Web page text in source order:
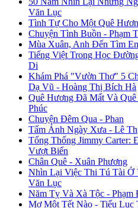
Văn Lục
Tình Tự Cho Một Quê
Chuyện Tình Buồn - Phạm
Mùa Xuân, Anh Đến Tìm
Tiếng Việt Trong Học
Di
Khám Phá "Vườn Thơ" 5
Dạ Vũ - Hoàng Thị Bích Hà
Quê Hương Đã Mất Và
Phúc
Chuyện Đêm Qua - Phan
Tấm Ảnh Ngày Xưa - Lê
Tổng Thống Jimmy Carter:
Vượt Biển
Chân Quê - Xuân Phương
Nhìn Lại Việc Thi Tú Tài Ở
Văn Lục
Năm Tỵ Và Xà Tộc -
Mơ Một Tết Nào - Tiểu Lục